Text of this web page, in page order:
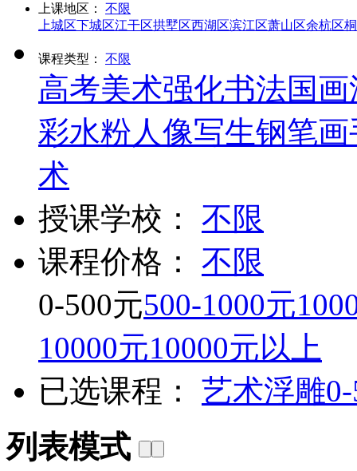
上课地区：
不限
上城区下城区江干区拱墅区西湖区滨江区萧山区余杭区
课程类型： 不限
高考美术强化书法国画
彩水粉人像写生钢笔画
术
授课学校：
不限
课程价格：
不限
0-500元500-1000元
10000元10000元以上
已选课程：
艺术浮雕
列表模式